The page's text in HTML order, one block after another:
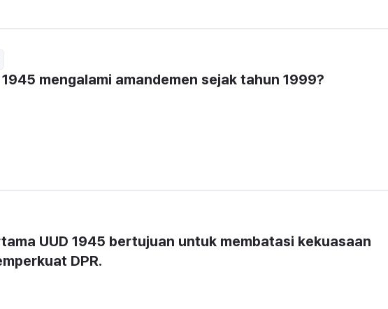
mengalami amandemen sejak tahun 1999?
UUD 1945 bertujuan untuk membatasi kekuasaan
DPR.